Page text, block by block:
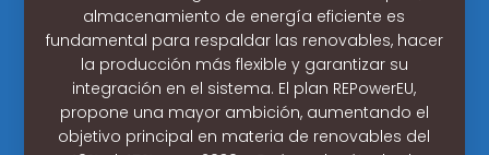
almacenamiento de energía eficiente es
fundamental para respaldar las renovables, hacer
la producción más flexible y garantizar su
integración en el sistema. El plan REPowerEU,
propone una mayor ambición, aumentando el
objetivo principal en materia de renovables del